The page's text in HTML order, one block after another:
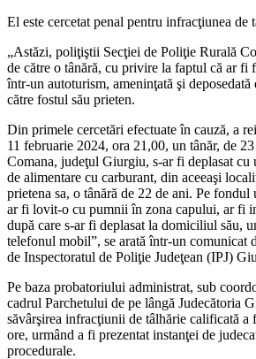
El este cercetat penal pentru infracţiunea de
„Astăzi, poliţiştii Secţiei de Poliţie Rurală
de către o tânără, cu privire la faptul că ar fi
într-un autoturism, ameninţată şi
către fostul său prieten.
Din primele cercetări efectuate în cauză, a
11 februarie 2024, ora 21,00, un tânăr, de
Comana, judeţul Giurgiu, s-ar fi deplasat cu
de alimentare cu carburant, din aceeaşi
prietena sa, o tânără de 22 de ani. Pe fondul
ar fi lovit-o cu pumnii în zona capului, ar fi
după care s-ar fi deplasat la domiciliul său,
telefonul mobil”, se arată într-un comunicat
de Inspectoratul de Poliţie Judeţean (IPJ)
Pe baza probatoriului administrat, sub
cadrul Parchetului de pe lângă Judecătoria
săvârşirea infracţiunii de tâlhărie calificată a
ore, urmând a fi prezentat instanţei de
procedurale.